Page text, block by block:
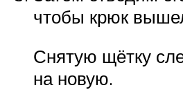
чтобы крюк
Снятую щётку
на новую.